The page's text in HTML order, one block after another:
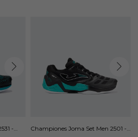
-
Championes Joma Set Men 2501 -